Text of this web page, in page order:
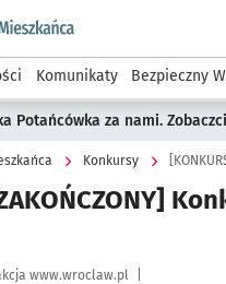
wroclaw.pl podserwis:
Komunikaty Bezpieczny
Potańcówka za nami.
Konkursy
www.wroclaw.pl